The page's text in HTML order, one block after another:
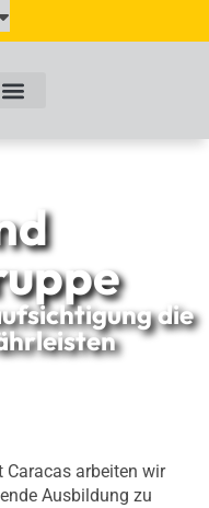
die
Caracas arbeiten wir
Ausbildung zu